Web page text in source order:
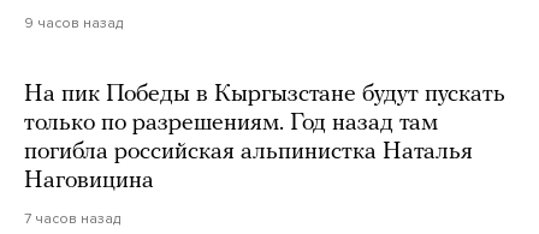
9 часов назад
На пик Победы в Кыргызстане будут пускать
только по разрешениям. Год назад там
погибла российская альпинистка Наталья
Наговицина
7 часов назад